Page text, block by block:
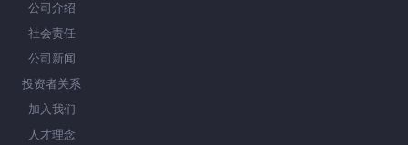
公司介绍
社会责任
公司新闻
投资者关系
加入我们
人才理念